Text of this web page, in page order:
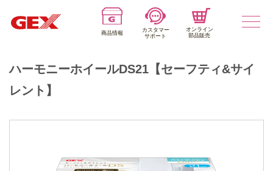
商品情報
カスタマー
サポート
オンライン
部品販売
ハーモニーホイールDS21【セーフティ&サイ
レント】